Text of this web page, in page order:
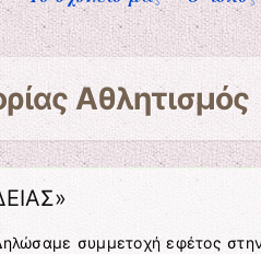
Αθλητισμός
συμμετοχή εφέτος